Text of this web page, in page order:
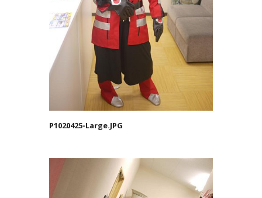
P1020425-Large.JPG